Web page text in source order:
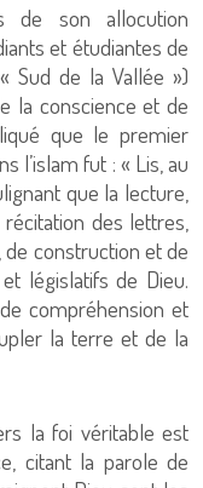
de son allocution
et étudiantes de
Sud de la Vallée »)
la conscience et de
que le premier
l’islam fut : « Lis, au
que la lecture,
des lettres,
construction et de
législatifs de Dieu.
compréhension et
la terre et de la
la foi véritable est
citant la parole de